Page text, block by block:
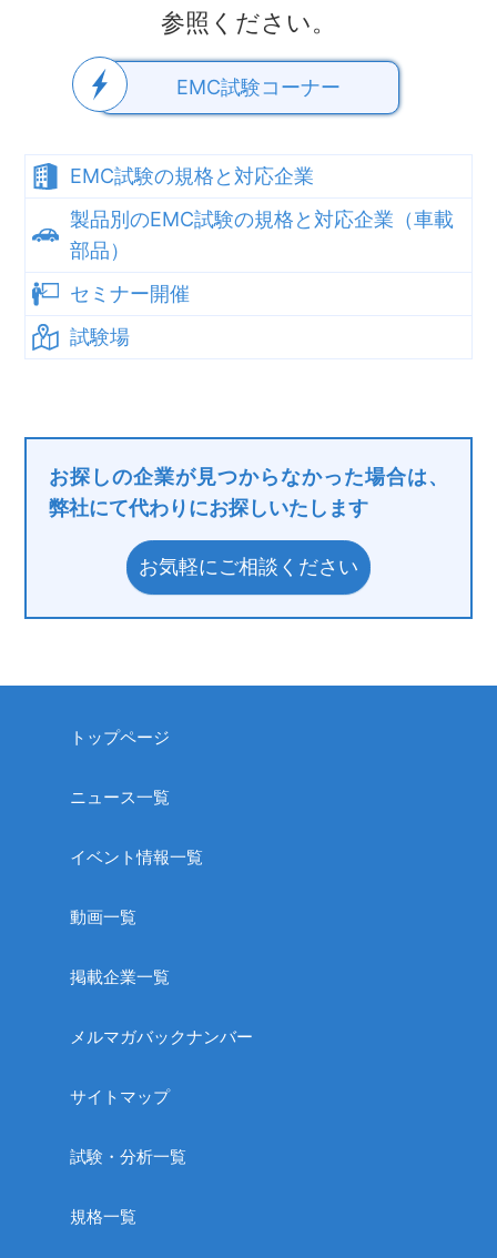
参照ください。
EMC試験コーナー
EMC試験の規格と対応企業
製品別のEMC試験の規格と対応企業（車載
部品）
セミナー開催
試験場
お探しの企業が見つからなかった場合は、
弊社にて代わりにお探しいたします
お気軽にご相談ください
トップページ
ニュース一覧
イベント情報一覧
動画一覧
掲載企業一覧
メルマガバックナンバー
サイトマップ
試験・分析一覧
規格一覧